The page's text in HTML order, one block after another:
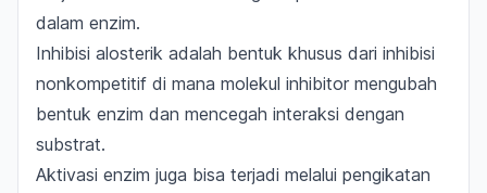
dalam enzim.
Inhibisi alosterik adalah bentuk khusus dari inhibisi
nonkompetitif di mana molekul inhibitor mengubah
bentuk enzim dan mencegah interaksi dengan
substrat.
Aktivasi enzim juga bisa terjadi melalui pengikatan